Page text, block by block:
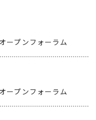
ープンフォーラム
ープンフォーラム